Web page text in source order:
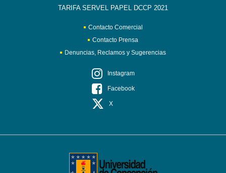
TARIFA SERVEL PAPEL DCCP 2021
Contacto Comercial
Contacto Prensa
Denuncias, Reclamos y Sugerencias
Instagram
Facebook
X